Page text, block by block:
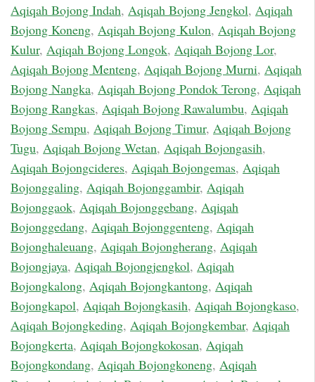
Aqiqah Bojong Indah, Aqiqah Bojong Jengkol, Aqiqah
Bojong Koneng, Aqiqah Bojong Kulon, Aqiqah Bojong
Kulur, Aqiqah Bojong Longok, Aqiqah Bojong Lor,
Aqiqah Bojong Menteng, Aqiqah Bojong Murni, Aqiqah
Bojong Nangka, Aqiqah Bojong Pondok Terong, Aqiqah
Bojong Rangkas, Aqiqah Bojong Rawalumbu, Aqiqah
Bojong Sempu, Aqiqah Bojong Timur, Aqiqah Bojong
Tugu, Aqiqah Bojong Wetan, Aqiqah Bojongasih,
Aqiqah Bojongcideres, Aqiqah Bojongemas, Aqiqah
Bojonggaling, Aqiqah Bojonggambir, Aqiqah
Bojonggaok, Aqiqah Bojonggebang, Aqiqah
Bojonggedang, Aqiqah Bojonggenteng, Aqiqah
Bojonghaleuang, Aqiqah Bojongherang, Aqiqah
Bojongjaya, Aqiqah Bojongjengkol, Aqiqah
Bojongkalong, Aqiqah Bojongkantong, Aqiqah
Bojongkapol, Aqiqah Bojongkasih, Aqiqah Bojongkaso,
Aqiqah Bojongkeding, Aqiqah Bojongkembar, Aqiqah
Bojongkerta, Aqiqah Bojongkokosan, Aqiqah
Bojongkondang, Aqiqah Bojongkoneng, Aqiqah